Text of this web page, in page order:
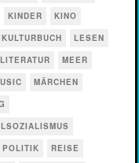
KINDER
KINO
KULTURBUCH
LESEN
LITERATUR
MEER
MÄRCHEN
POLITIK
REISE